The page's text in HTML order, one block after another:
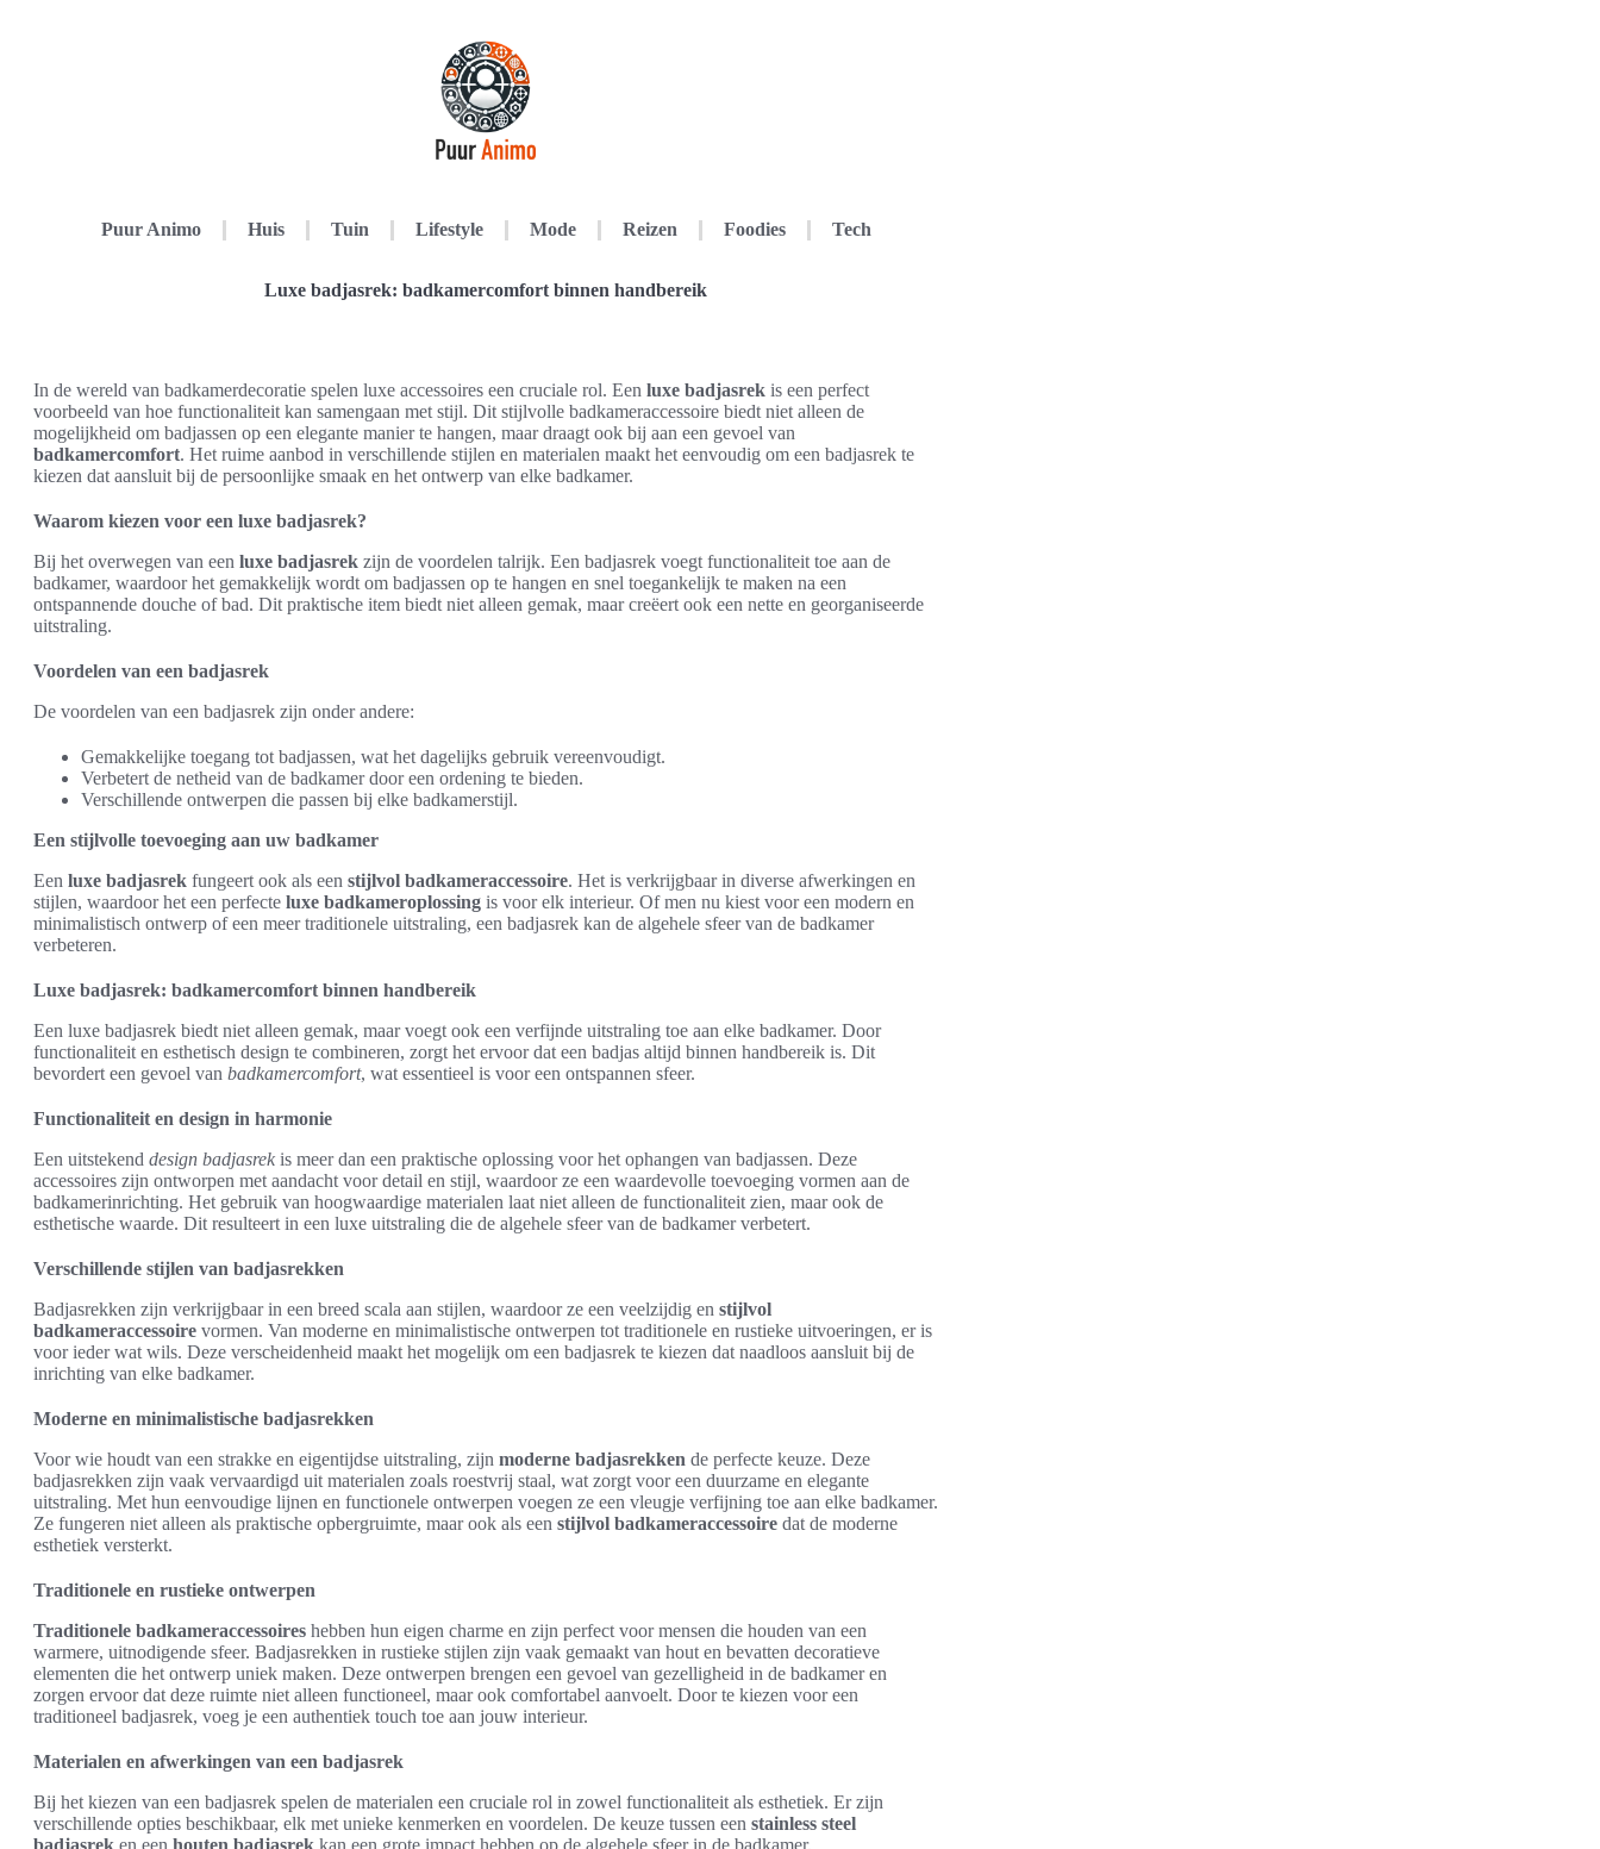
Puur Animo Huis Tuin Lifestyle Mode Reizen Foodies Tech
Luxe badjasrek: badkamercomfort binnen handbereik
In de wereld van badkamerdecoratie spelen luxe accessoires een cruciale rol. Een luxe badjasrek is een perfect
voorbeeld van hoe functionaliteit kan samengaan met stijl. Dit stijlvolle badkameraccessoire biedt niet alleen de
mogelijkheid om badjassen op een elegante manier te hangen, maar draagt ook bij aan een gevoel van
badkamercomfort. Het ruime aanbod in verschillende stijlen en materialen maakt het eenvoudig om een badjasrek te
kiezen dat aansluit bij de persoonlijke smaak en het ontwerp van elke badkamer.
Waarom kiezen voor een luxe badjasrek?
Bij het overwegen van een luxe badjasrek zijn de voordelen talrijk. Een badjasrek voegt functionaliteit toe aan de
badkamer, waardoor het gemakkelijk wordt om badjassen op te hangen en snel toegankelijk te maken na een
ontspannende douche of bad. Dit praktische item biedt niet alleen gemak, maar creëert ook een nette en georganiseerde
uitstraling.
Voordelen van een badjasrek
De voordelen van een badjasrek zijn onder andere:
Gemakkelijke toegang tot badjassen, wat het dagelijks gebruik vereenvoudigt.
Verbetert de netheid van de badkamer door een ordening te bieden.
Verschillende ontwerpen die passen bij elke badkamerstijl.
Een stijlvolle toevoeging aan uw badkamer
Een luxe badjasrek fungeert ook als een stijlvol badkameraccessoire. Het is verkrijgbaar in diverse afwerkingen en
stijlen, waardoor het een perfecte luxe badkameroplossing is voor elk interieur. Of men nu kiest voor een modern en
minimalistisch ontwerp of een meer traditionele uitstraling, een badjasrek kan de algehele sfeer van de badkamer
verbeteren.
Luxe badjasrek: badkamercomfort binnen handbereik
Een luxe badjasrek biedt niet alleen gemak, maar voegt ook een verfijnde uitstraling toe aan elke badkamer. Door
functionaliteit en esthetisch design te combineren, zorgt het ervoor dat een badjas altijd binnen handbereik is. Dit
bevordert een gevoel van badkamercomfort, wat essentieel is voor een ontspannen sfeer.
Functionaliteit en design in harmonie
Een uitstekend design badjasrek is meer dan een praktische oplossing voor het ophangen van badjassen. Deze
accessoires zijn ontworpen met aandacht voor detail en stijl, waardoor ze een waardevolle toevoeging vormen aan de
badkamerinrichting. Het gebruik van hoogwaardige materialen laat niet alleen de functionaliteit zien, maar ook de
esthetische waarde. Dit resulteert in een luxe uitstraling die de algehele sfeer van de badkamer verbetert.
Verschillende stijlen van badjasrekken
Badjasrekken zijn verkrijgbaar in een breed scala aan stijlen, waardoor ze een veelzijdig en stijlvol
badkameraccessoire vormen. Van moderne en minimalistische ontwerpen tot traditionele en rustieke uitvoeringen, er is
voor ieder wat wils. Deze verscheidenheid maakt het mogelijk om een badjasrek te kiezen dat naadloos aansluit bij de
inrichting van elke badkamer.
Moderne en minimalistische badjasrekken
Voor wie houdt van een strakke en eigentijdse uitstraling, zijn moderne badjasrekken de perfecte keuze. Deze
badjasrekken zijn vaak vervaardigd uit materialen zoals roestvrij staal, wat zorgt voor een duurzame en elegante
uitstraling. Met hun eenvoudige lijnen en functionele ontwerpen voegen ze een vleugje verfijning toe aan elke badkamer.
Ze fungeren niet alleen als praktische opbergruimte, maar ook als een stijlvol badkameraccessoire dat de moderne
esthetiek versterkt.
Traditionele en rustieke ontwerpen
Traditionele badkameraccessoires hebben hun eigen charme en zijn perfect voor mensen die houden van een
warmere, uitnodigende sfeer. Badjasrekken in rustieke stijlen zijn vaak gemaakt van hout en bevatten decoratieve
elementen die het ontwerp uniek maken. Deze ontwerpen brengen een gevoel van gezelligheid in de badkamer en
zorgen ervoor dat deze ruimte niet alleen functioneel, maar ook comfortabel aanvoelt. Door te kiezen voor een
traditioneel badjasrek, voeg je een authentiek touch toe aan jouw interieur.
Materialen en afwerkingen van een badjasrek
Bij het kiezen van een badjasrek spelen de materialen een cruciale rol in zowel functionaliteit als esthetiek. Er zijn
verschillende opties beschikbaar, elk met unieke kenmerken en voordelen. De keuze tussen een stainless steel
badjasrek en een houten badjasrek kan een grote impact hebben op de algehele sfeer in de badkamer.